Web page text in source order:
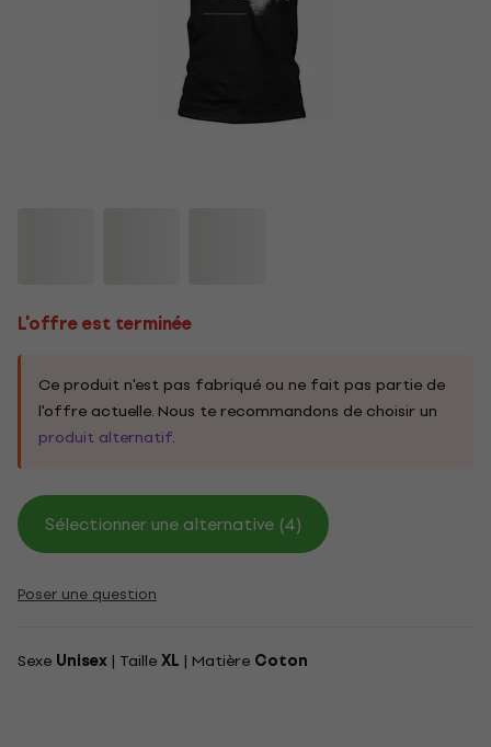
L'offre est terminée
Ce produit n'est pas fabriqué ou ne fait pas partie de
l'offre actuelle. Nous te recommandons de choisir un
produit alternatif.
Sélectionner une alternative (4)
Poser une question
Sexe Unisex | TailleXL | Matière Coton